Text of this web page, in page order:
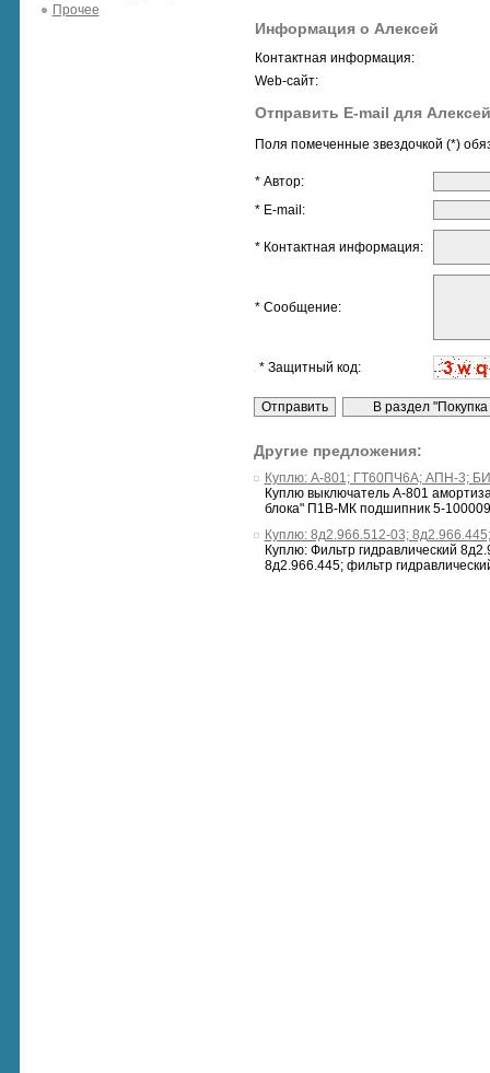
Прочее
Информация о Алексей
Контактная информация:
Web-сайт:
Отправить E-mail для Алексей
Поля помеченные звездочкой (*)
* Автор:
* E-mail:
* Контактная информация:
* Сообщение:
* Защитный код:
Другие предложения:
Куплю: А-801; ГТ60ПЧ6А; АПН-3;
Куплю выключатель А-801
блока" П1В-МК подшипник 5-
Куплю: 8д2.966.512-03;
Куплю: Фильтр гидравлический
8д2.966.445; фильтр